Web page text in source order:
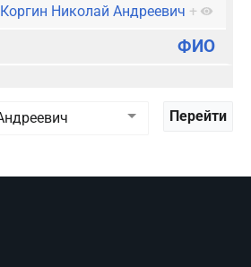
Коргин Николай Андреевич +
ФИО